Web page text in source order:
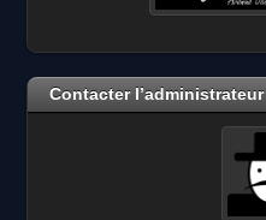
Contacter l’administrateur